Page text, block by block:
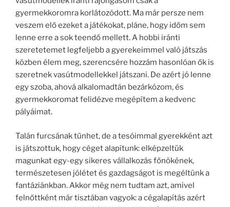
gyermekkoromra korlátozódott. Ma már persze nem
veszem elő ezeket a játékokat, pláne, hogy időm sem
lenne erre a sok teendő mellett. A hobbi iránti
szeretetemet legfeljebb a gyerekeimmel való játszás
közben élem meg, szerencsére hozzám hasonlóan ők is
szeretnek vasútmodellekkel játszani. De azért jó lenne
egy szoba, ahová alkalomadtán bezárkózom, és
gyermekkoromat felidézve megépítem a kedvenc
pályáimat.
Talán furcsának tűnhet, de a tesóimmal gyerekként azt
is játszottuk, hogy céget alapítunk: elképzeltük
magunkat egy-egy sikeres vállalkozás főnökének,
természetesen jólétet és gazdagságot is megéltünk a
fantáziánkban. Akkor még nem tudtam azt, amivel
felnőttként már tisztában vagyok: a cégalapítás azért